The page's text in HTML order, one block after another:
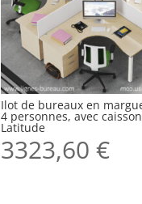
Ilot de bureaux en
4 personnes, avec
Latitude
3323,60€